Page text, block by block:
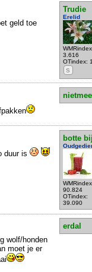
Trudie
Erelid
3.616
OTindex:
S
geld toe
botte
90.824
OTindex:
39.090
duur is
erdal
wolf/honden
moet je er